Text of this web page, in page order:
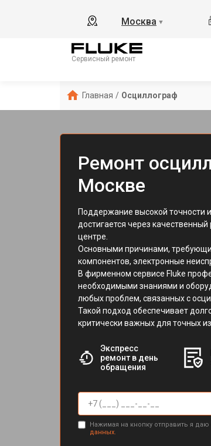
Москва ▼
Сервисный ремонт
Главная / Осциллограф
Ремонт
Москве
Поддержание высокой точности
достигается через
центре.
Основными причинами,
компонентов, электронные
В фирменном сервисе Fluke
необходимыми знаниями и
любых проблем, связанных с
Такой подход обеспечивает
критически важных для точных
Экспресс
ремонт в день
обращения
Нажимая на кнопку отправить я
данных.